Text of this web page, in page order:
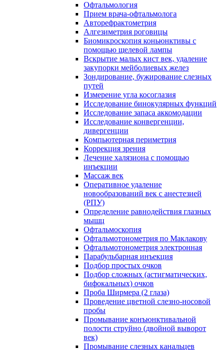
Офтальмология
Прием врача-офтальмолога
Авторефрактометрия
Алгезиметрия роговицы
Биомикроскопия коньюнктивы с
помощью щелевой лампы
Вскрытие малых кист век, удаление
закупорки мейболиевых желез
Зондирование, бужирование слезных
путей
Измерение угла косоглазия
Исследование бинокулярных функций
Исследование запаса аккомодации
Исследование конвергенции,
дивергенции
Компьютерная периметрия
Коррекция зрения
Лечение халязиона с помощью
инъекции
Массаж век
Оперативное удаление
новообразований век с анестезией
(РПУ)
Определение равнодействия глазных
мышц
Офтальмоскопия
Офтальмотонометрия по Маклакову
Офтальмотонометрия электронная
Парабульбарная инъекция
Подбор простых очков
Подбор сложных (астигматических,
бифокальных) очков
Проба Ширмера (2 глаза)
Проведение цветной слезно-носовой
пробы
Промывание конъюнктивальной
полости струйно (двойной выворот
век)
Промывание слезных канальцев